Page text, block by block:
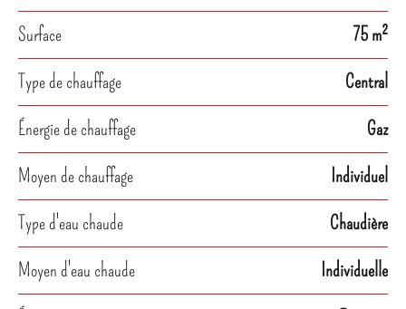
Surface
75 m²
Type de chauffage
Central
Énergie de chauffage
Gaz
Moyen de chauffage
Individuel
Type d'eau chaude
Chaudière
Moyen d'eau chaude
Individuelle